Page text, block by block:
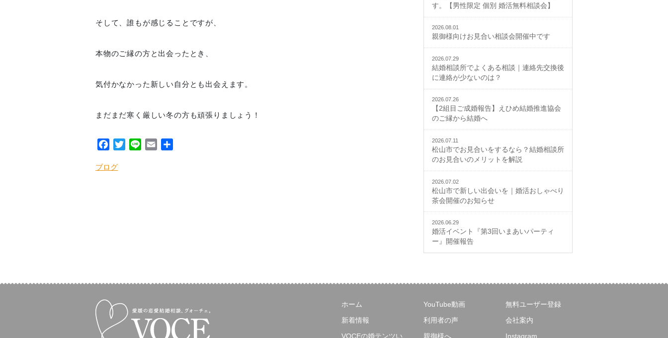
そして、誰もが感じることですが、
本物のご縁の方と出会ったとき、
気付かなかった新しい自分とも出会えます。
まだまだ寒く厳しい冬の方も頑張りましょう！
Facebook
TwitterLine Email
ブログ
す。【男性限定 個別 婚活無料相談会】
2026.08.01
親御様向けお見合い相談会開催中です
2026.07.29
結婚相談所でよくある相談｜連絡先交換後
に連絡が少ないのは？
2026.07.26
【2組目ご成婚報告】えひめ結婚推進協会
のご縁から結婚へ
2026.07.11
松山市でお見合いをするなら？結婚相談所
のお見合いのメリットを解説
2026.07.02
松山市で新しい出会いを｜婚活おしゃべり
茶会開催のお知らせ
2026.06.29
婚活イベント『第3回いまあいパーティ
ー』開催報告
ホーム
新着情報
VOCEの婚テンツい
YouTube動画
利用者の声
親御様へ
無料ユーザー登録
会社案内
Instagram